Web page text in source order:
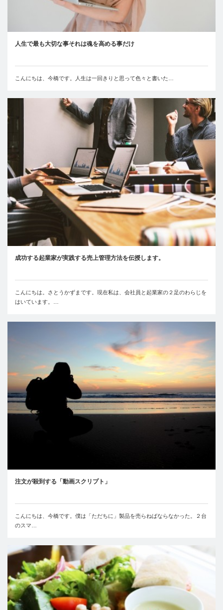
人生で最も大切な事それは魂を高める事だけ
こんにちは、今橋です。人生は一回きりと思って色々と書いた…
成功する起業家が実践する売上管理方法を伝授します。
こんにちは。さとうかずまです。現在私は、会社員と起業家の２足のわらじを
はいています。…
注文が殺到する「動画スクリプト」
こんにちは、今橋です。僕は「ただちに」製品を売らねばならなかった。２台
のスマ…